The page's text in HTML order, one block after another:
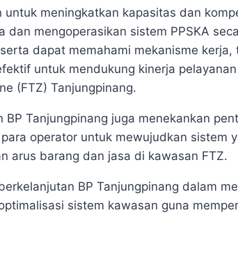
meningkatkan kapasitas dan
mengoperasikan sistem PPSKA
dapat memahami mekanisme kerja,
untuk mendukung kinerja
(FTZ) Tanjungpinang.
Tanjungpinang juga menekankan
operator untuk mewujudkan sistem
arus barang dan jasa di kawasan FTZ.
BP Tanjungpinang dalam
sistem kawasan guna